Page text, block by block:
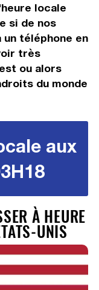
locale
si de nos
téléphone en
très
ou alors
du monde
aux
À HEURE
UNIS